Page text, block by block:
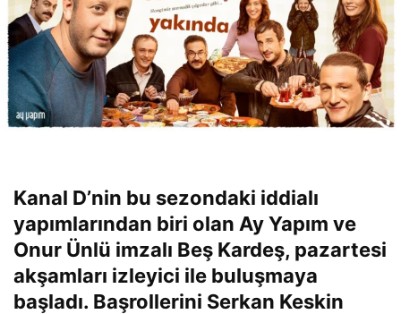
Kanal D’nin bu sezondaki iddialı
yapımlarından biri olan Ay Yapım ve
Onur Ünlü imzalı Beş Kardeş, pazartesi
akşamları izleyici ile buluşmaya
başladı. Başrollerini Serkan Keskin